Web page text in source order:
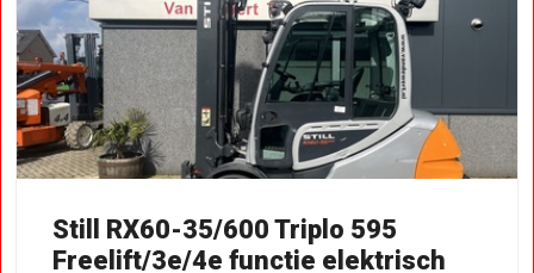
Still RX60-35/600 Triplo 595
Freelift/3e/4e functie elektrisch